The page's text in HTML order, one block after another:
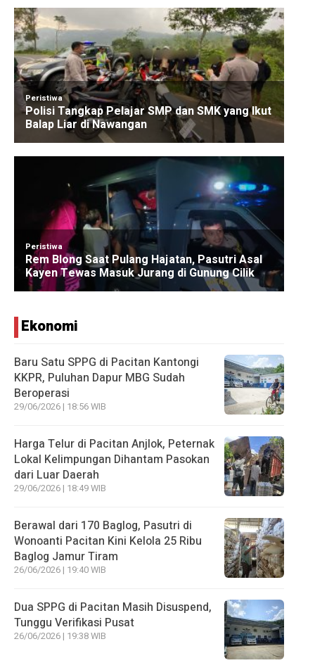
Ekonomi
Baru Satu SPPG di Pacitan Kantongi
KKPR, Puluhan Dapur MBG Sudah
Beroperasi
29/06/2026 | 18:56 WIB
Harga Telur di Pacitan Anjlok, Peternak
Lokal Kelimpungan Dihantam Pasokan
dari Luar Daerah
29/06/2026 | 18:49 WIB
Berawal dari 170 Baglog, Pasutri di
Wonoanti Pacitan Kini Kelola 25 Ribu
Baglog Jamur Tiram
26/06/2026 | 19:40 WIB
Dua SPPG di Pacitan Masih Disuspend,
Tunggu Verifikasi Pusat
26/06/2026 | 19:38 WIB